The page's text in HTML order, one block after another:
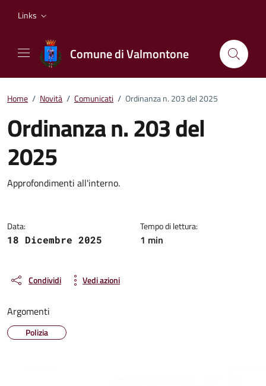
Links
Comune di Valmontone
Home / Novità / Comunicati / Ordinanza n. 203 del 2025
Ordinanza n. 203 del
2025
Dettagli della notizia
Approfondimenti all'interno.
Data:
18 Dicembre 2025
Tempo di lettura:
1 min
Condividi Vedi azioni
Argomenti
Polizia